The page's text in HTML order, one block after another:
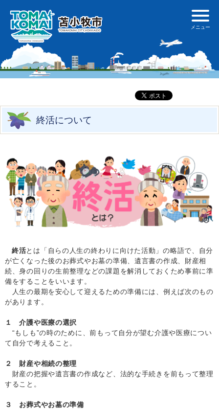
終活について
終活とは「自らの人生の終わりに向けた活動」の略語で、自分
が亡くなった後のお葬式やお墓の準備、遺言書の作成、財産相
続、身の回りの生前整理などの課題を解消しておくため事前に準
備をすることをいいます。
人生の最期を安心して迎えるための準備には、例えば次のもの
があります。
１ 介護や医療の選択
“もしも”の時のために、前もって自分が望む介護や医療につい
て自分で考えること。
２ 財産や相続の整理
財産の把握や遺言書の作成など、法的な手続きを前もって整理
すること。
３ お葬式やお墓の準備